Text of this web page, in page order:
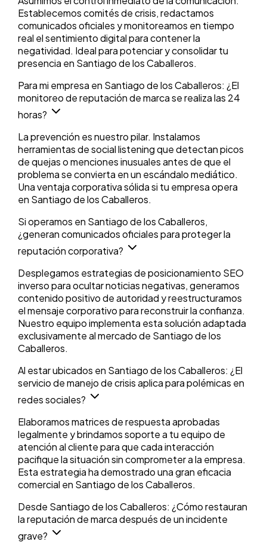
Establecemos comités de crisis, redactamos
comunicados oficiales y monitoreamos en tiempo
real el sentimiento digital para contener la
negatividad. Ideal para potenciar y consolidar tu
presencia en Santiago de los Caballeros.
Para mi empresa en Santiago de los Caballeros: ¿El
monitoreo de reputación de marca se realiza las 24
horas?
La prevención es nuestro pilar. Instalamos
herramientas de social listening que detectan picos
de quejas o menciones inusuales antes de que el
problema se convierta en un escándalo mediático.
Una ventaja corporativa sólida si tu empresa opera
en Santiago de los Caballeros.
Si operamos en Santiago de los Caballeros,
¿generan comunicados oficiales para proteger la
reputación corporativa?
Desplegamos estrategias de posicionamiento SEO
inverso para ocultar noticias negativas, generamos
contenido positivo de autoridad y reestructuramos
el mensaje corporativo para reconstruir la confianza.
Nuestro equipo implementa esta solución adaptada
exclusivamente al mercado de Santiago de los
Caballeros.
Al estar ubicados en Santiago de los Caballeros: ¿El
servicio de manejo de crisis aplica para polémicas en
redes sociales?
Elaboramos matrices de respuesta aprobadas
legalmente y brindamos soporte a tu equipo de
atención al cliente para que cada interacción
pacifique la situación sin comprometer a la empresa.
Esta estrategia ha demostrado una gran eficacia
comercial en Santiago de los Caballeros.
Desde Santiago de los Caballeros: ¿Cómo restauran
la reputación de marca después de un incidente
grave?